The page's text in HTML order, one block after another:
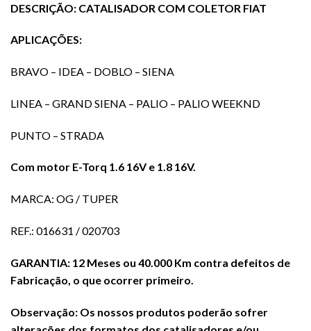
DESCRIÇÃO: CATALISADOR COM COLETOR FIAT
APLICAÇÕES:
BRAVO – IDEA – DOBLO – SIENA
LINEA – GRAND SIENA – PALIO – PALIO WEEKND
PUNTO – STRADA
Com motor E-Torq 1.6 16V e 1.8 16V.
MARCA: OG / TUPER
REF.: 016631 / 020703
GARANTIA: 12 Meses ou 40.000 Km contra defeitos de
Fabricação, o que ocorrer primeiro.
Observação: Os nossos produtos poderão sofrer